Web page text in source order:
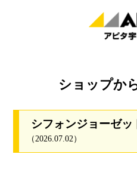
ショップか
シフォンジョーゼ
（2026.07.02）